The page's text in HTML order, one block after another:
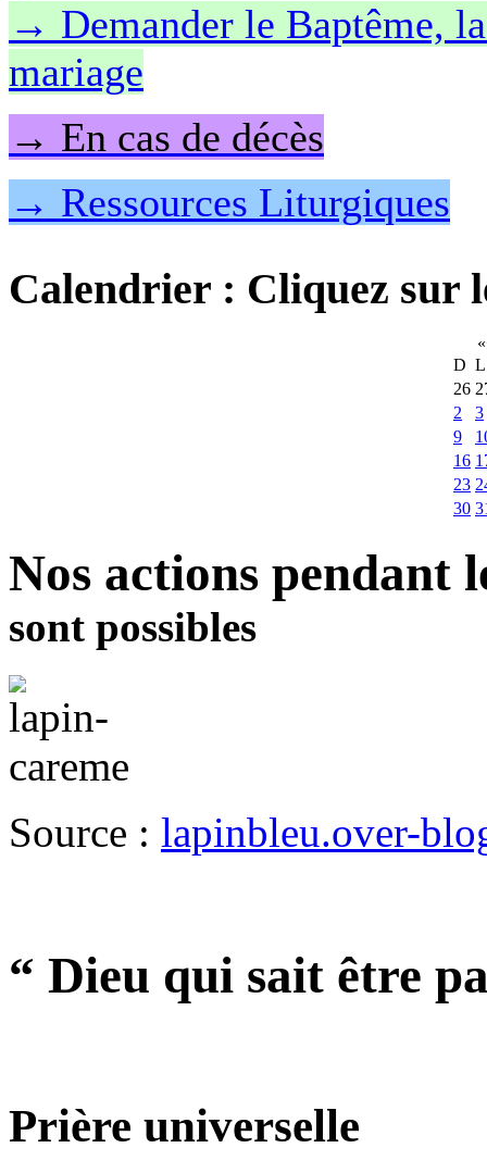
→ Demander le Baptême,
mariage
→ En cas de décès
→ Ressources Liturgiques
Calendrier : Cliquez sur
«
D L
26
2
3
9
16
23
30
Nos actions pendant
sont possibles
Source : lapinbleu.over-
“ Dieu qui sait être
Prière universelle